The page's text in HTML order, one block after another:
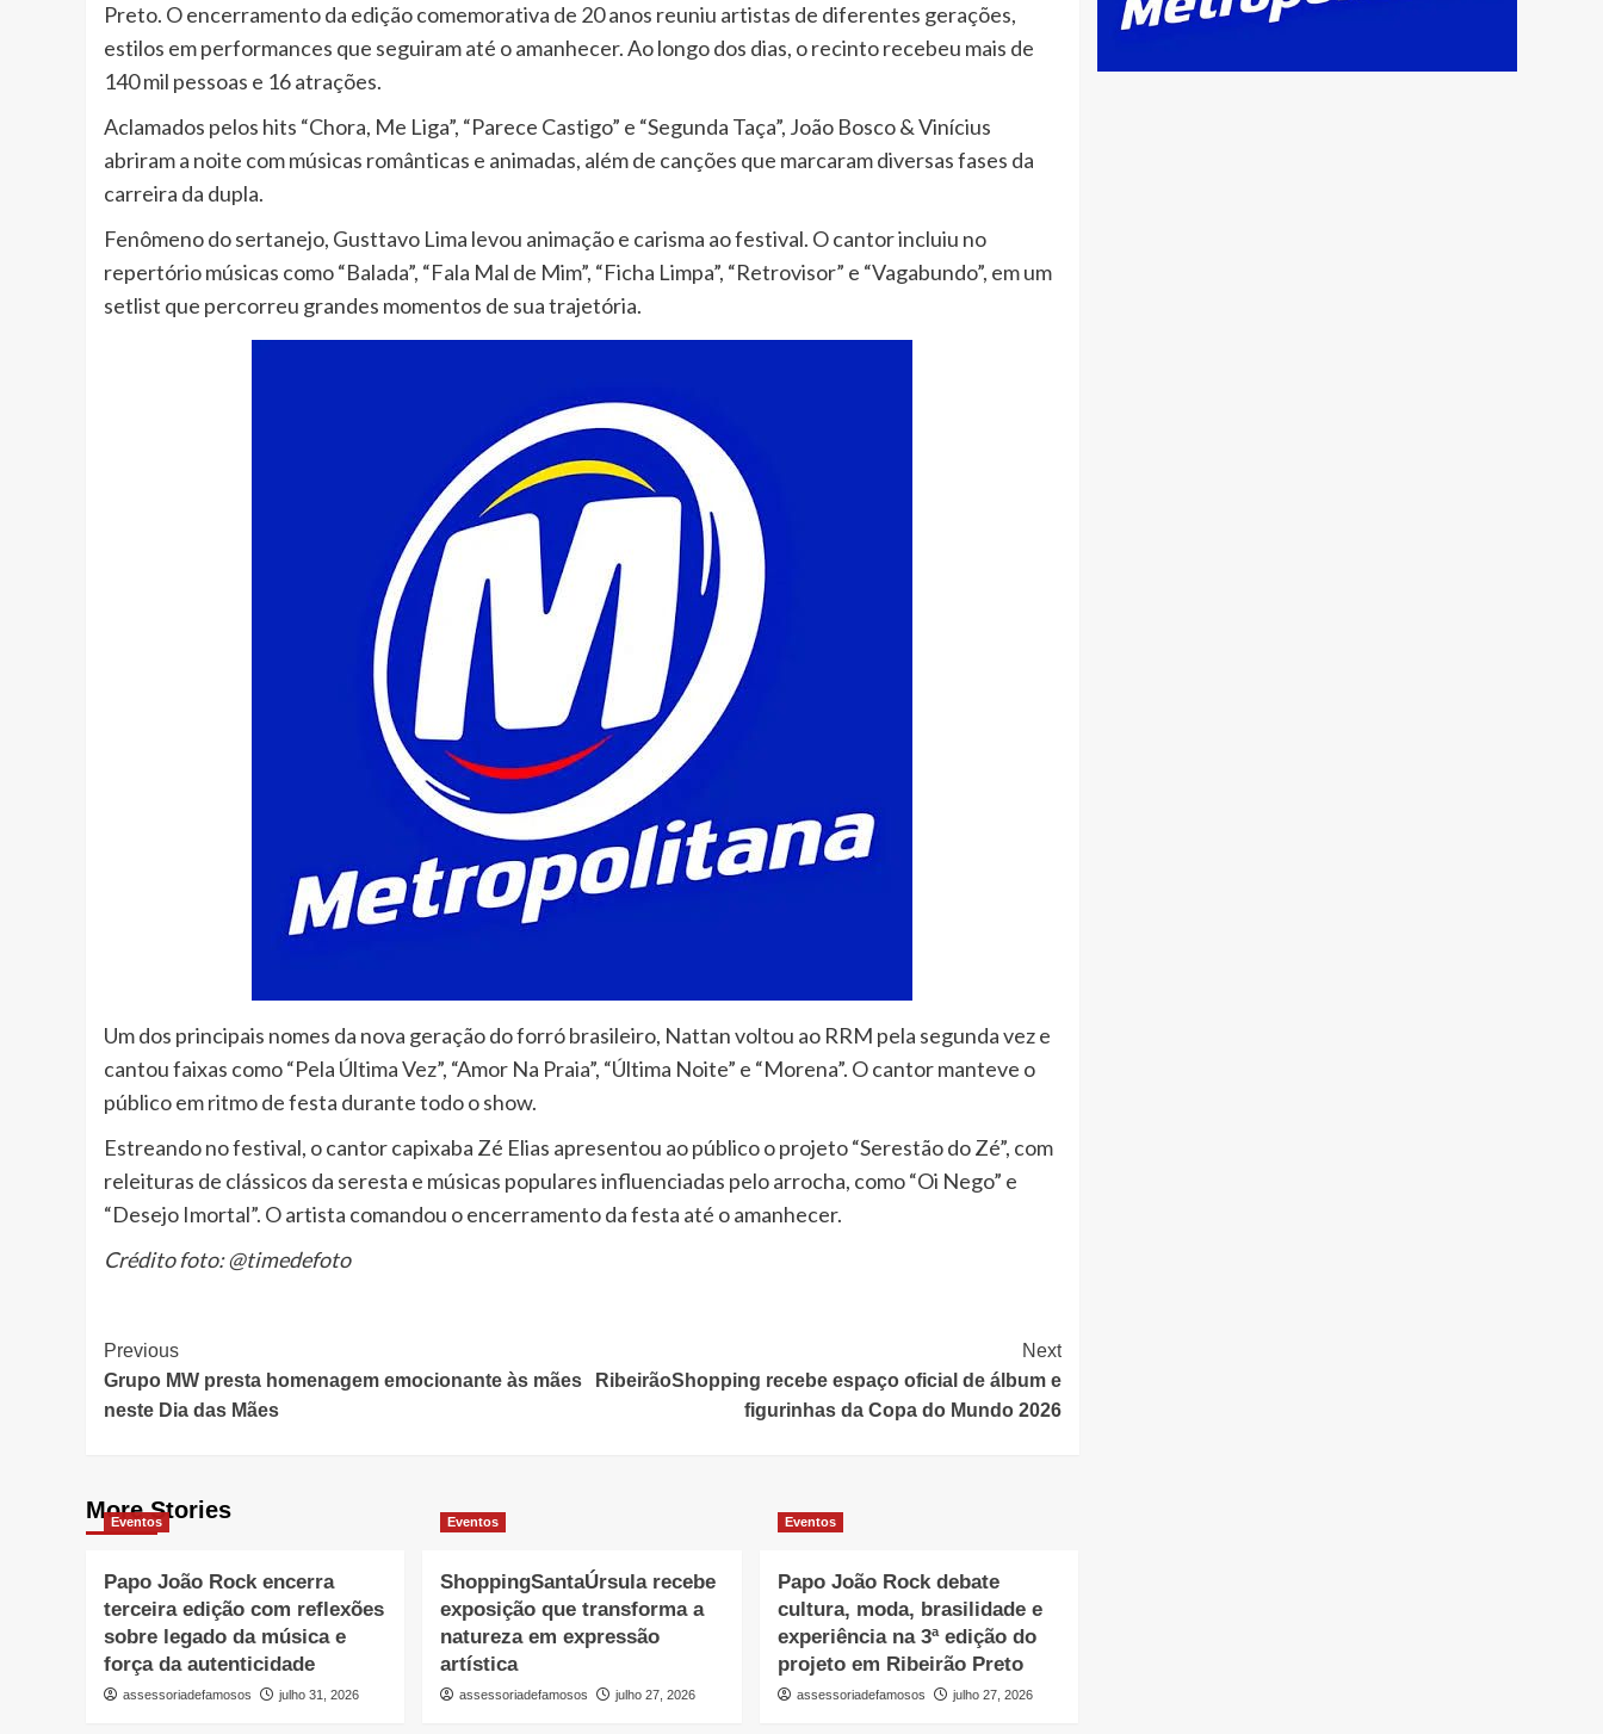
Preto. O encerramento da edição comemorativa de 20 anos reuniu artistas de diferentes gerações,
estilos em performances que seguiram até o amanhecer. Ao longo dos dias, o recinto recebeu mais de
140 mil pessoas e 16 atrações.
Aclamados pelos hits “Chora, Me Liga”, “Parece Castigo” e “Segunda Taça”, João Bosco & Vinícius
abriram a noite com músicas românticas e animadas, além de canções que marcaram diversas fases da
carreira da dupla.
Fenômeno do sertanejo, Gusttavo Lima levou animação e carisma ao festival. O cantor incluiu no
repertório músicas como “Balada”, “Fala Mal de Mim”, “Ficha Limpa”, “Retrovisor” e “Vagabundo”, em um
setlist que percorreu grandes momentos de sua trajetória.
Um dos principais nomes da nova geração do forró brasileiro, Nattan voltou ao RRM pela segunda vez e
cantou faixas como “Pela Última Vez”, “Amor Na Praia”, “Última Noite” e “Morena”. O cantor manteve o
público em ritmo de festa durante todo o show.
Estreando no festival, o cantor capixaba Zé Elias apresentou ao público o projeto “Serestão do Zé”, com
releituras de clássicos da seresta e músicas populares influenciadas pelo arrocha, como “Oi Nego” e
“Desejo Imortal”. O artista comandou o encerramento da festa até o amanhecer.
Crédito foto: @timedefoto
Post
Navigation
Previous
Grupo MW presta homenagem emocionante às mães
neste Dia das Mães
Next
RibeirãoShopping recebe espaço oficial de álbum e
figurinhas da Copa do Mundo 2026
More Stories
Eventos
Papo João Rock encerra
terceira edição com reflexões
sobre legado da música e
força da autenticidade
assessoriadefamosos julho 31, 2026
Eventos
ShoppingSantaÚrsula recebe
exposição que transforma a
natureza em expressão
artística
assessoriadefamosos julho 27, 2026
Eventos
Papo João Rock debate
cultura, moda, brasilidade e
experiência na 3ª edição do
projeto em Ribeirão Preto
assessoriadefamosos julho 27, 2026